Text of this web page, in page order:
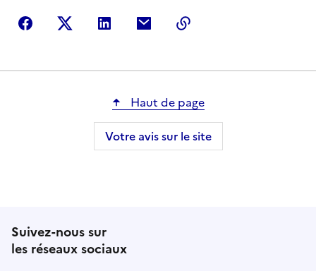
Partager sur Facebook
Partager sur Twitter
Partager sur LinkedIn
Partager par courriel
Haut de page
Votre avis sur le site
Suivez-nous sur
les réseaux sociaux